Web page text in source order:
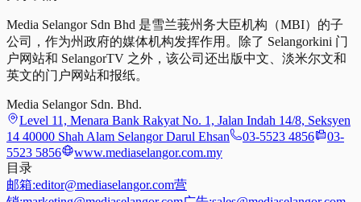
Media Selangor Sdn Bhd 是雪兰莪州务大臣机构（MBI）的子
公司，作为州政府的媒体机构发挥作用。除了 Selangorkini 门
户网站和 SelangorTV 之外，该公司还出版中文、淡米尔文和
英文的门户网站和报纸。
Media Selangor Sdn. Bhd.
Level 11, Menara Bank Rakyat No. 1, Jalan Indah 14/8, Seksyen
14 40000 Shah Alam Selangor Darul Ehsan
03-5523 4856
03-
5523 5856
www.mediaselangor.com.my
目录
邮箱:editor@mediaselangor.com营